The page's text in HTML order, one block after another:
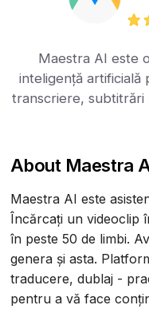
Maestra AI este
inteligență
transcriere, subtitrări
About Maestra
Maestra AI este
Încărcați un videoclip
în peste 50 de limbi.
genera și asta.
traducere, dublaj -
pentru a vă face